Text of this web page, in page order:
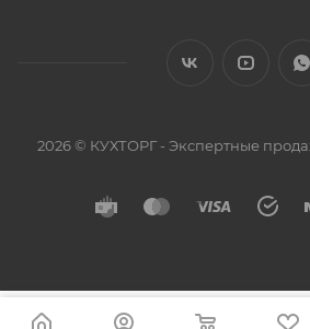
2026 © КУХТОРГ - Экспертные